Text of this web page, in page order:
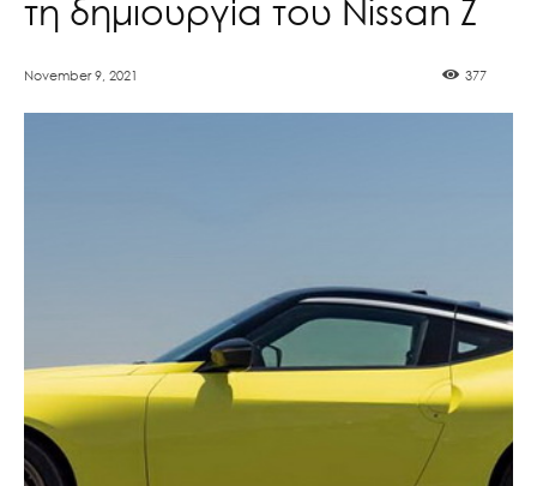
τη δημιουργία του Nissan Ζ
November 9, 2021 377